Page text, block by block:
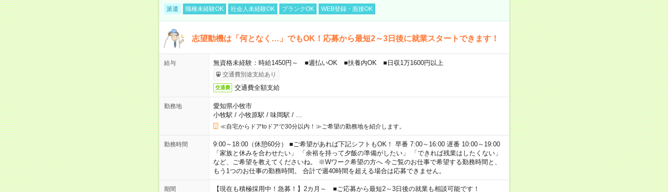
派遣 職種未経験OK 社会人未経験OK ブランクOK WEB登録・面接OK
志望動機は「何となく…」でもOK！応募から最短2～3日後に就業スタートできます！
給与 無資格未経験：時給1450円～ ■週払いOK ■扶養内OK ■日収1万1600円以上
交通費別途支給あり
交通費 交通費全額支給
勤務地
愛知県小牧市
小牧駅 / 小牧原駅 / 味岡駅 /
≪自宅からドアtoドアで30分以内！≫ご希望の勤務地を紹介します。
勤務時間
9:00～18:00（休憩60分） ■ご希望があれば下記シフトもOK！ 早番 7:00～16:00 遅番 10:00～19:00
「家族と休みを合わせたい」 「余裕を持って夕飯の準備がしたい」 「できれば残業はしたくない」
など、ご希望を教えてくださいね。 ※Wワーク希望の方へ 今ご覧のお仕事で希望する勤務時間と、
もう1つのお仕事の勤務時間。 合計で週40時間を超える場合は応募できません。
期間 【現在も積極採用中！急募！】2カ月～ ■ご応募から最短2～3日後の就業も相談可能です！